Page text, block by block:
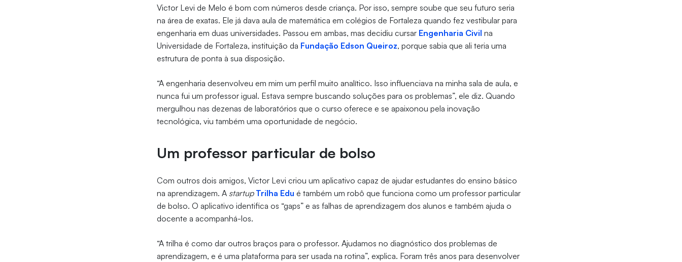
Victor Levi de Melo é bom com números desde criança. Por isso, sempre soube que seu futuro seria
na área de exatas. Ele já dava aula de matemática em colégios de Fortaleza quando fez vestibular para
engenharia em duas universidades. Passou em ambas, mas decidiu cursar Engenharia Civil na
Universidade de Fortaleza, instituição da Fundação Edson Queiroz, porque sabia que ali teria uma
estrutura de ponta à sua disposição.
“A engenharia desenvolveu em mim um perfil muito analítico. Isso influenciava na minha sala de aula, e
nunca fui um professor igual. Estava sempre buscando soluções para os problemas”, ele diz. Quando
mergulhou nas dezenas de laboratórios que o curso oferece e se apaixonou pela inovação
tecnológica, viu também uma oportunidade de negócio.
Um professor particular de bolso
Com outros dois amigos, Victor Levi criou um aplicativo capaz de ajudar estudantes do ensino básico
na aprendizagem. A startup Trilha Edu é também um robô que funciona como um professor particular
de bolso. O aplicativo identifica os “gaps” e as falhas de aprendizagem dos alunos e também ajuda o
docente a acompanhá-los.
“A trilha é como dar outros braços para o professor. Ajudamos no diagnóstico dos problemas de
aprendizagem, e é uma plataforma para ser usada na rotina”, explica. Foram três anos para desenvolver